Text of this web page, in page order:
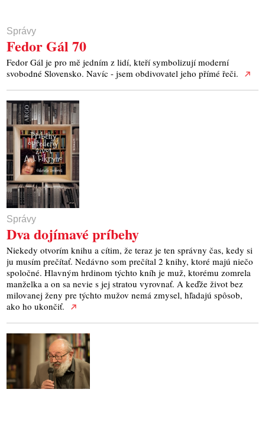
Správy
Fedor Gál 70
Fedor Gál je pro mě jedním z lidí, kteří symbolizují moderní
svobodné Slovensko. Navíc - jsem obdivovatel jeho přímé řeči.
Správy
Dva dojímavé príbehy
Niekedy otvorím knihu a cítim, že teraz je ten správny čas, kedy si
ju musím prečítať. Nedávno som prečítal 2 knihy, ktoré majú niečo
spoločné. Hlavným hrdinom týchto kníh je muž, ktorému zomrela
manželka a on sa nevie s jej stratou vyrovnať. A keďže život bez
milovanej ženy pre týchto mužov nemá zmysel, hľadajú spôsob,
ako ho ukončiť.